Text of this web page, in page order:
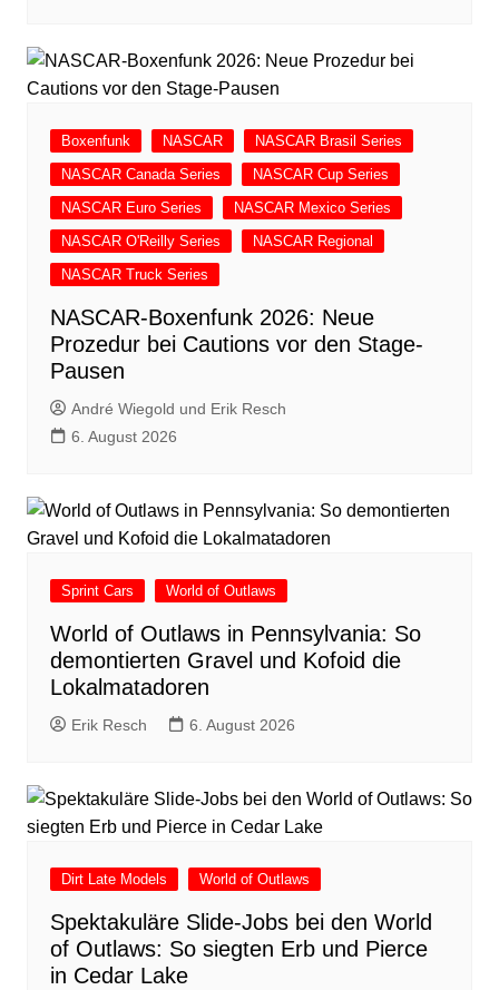
Boxenfunk NASCAR
NASCAR Brasil Series
NASCAR Canada Series
NASCAR Cup Series
NASCAR Euro Series
NASCAR Mexico Series
NASCAR O'Reilly Series
NASCAR Regional
NASCAR Truck Series
NASCAR-Boxenfunk 2026: Neue
Prozedur bei Cautions vor den Stage-
Pausen
André Wiegold und Erik Resch
6. August 2026
Sprint Cars World of Outlaws
World of Outlaws in Pennsylvania: So
demontierten Gravel und Kofoid die
Lokalmatadoren
Erik Resch 6. August 2026
Dirt Late Models World of Outlaws
Spektakuläre Slide-Jobs bei den World
of Outlaws: So siegten Erb und Pierce
in Cedar Lake